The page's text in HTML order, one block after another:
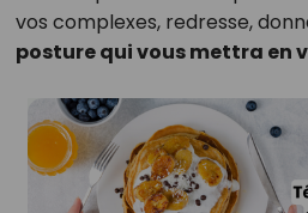
vos complexes, redresse,
posture qui vous mettra en